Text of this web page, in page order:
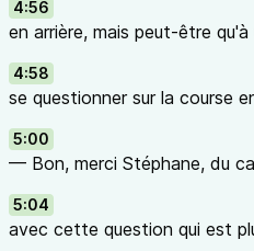
4:56
en arrière, mais peut-être
4:58
se questionner sur la course
5:00
— Bon, merci Stéphane, du
5:04
avec cette question qui est